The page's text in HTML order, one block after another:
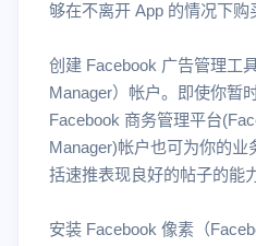
够在不离开 App 的情况下购
创建 Facebook 广告管理工
Manager）帐户。即使你暂
Facebook 商务管理平台
Manager)帐户也可为你的
括速推表现良好的帖子的能
安装 Facebook 像素（